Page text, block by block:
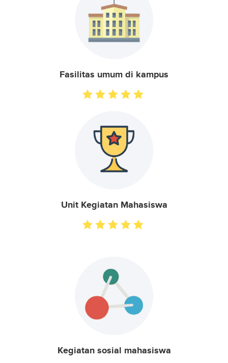
Fasilitas umum di kampus
Unit Kegiatan Mahasiswa
Kegiatan sosial mahasiswa